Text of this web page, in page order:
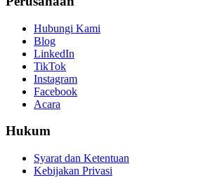
Hubungi Kami
Blog
LinkedIn
TikTok
Instagram
Facebook
Acara
Hukum
Syarat dan Ketentuan
Kebijakan Privasi